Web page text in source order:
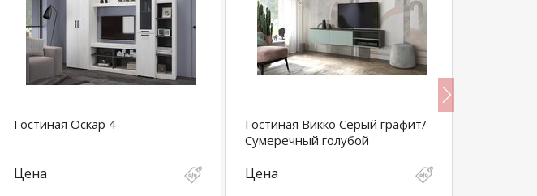
Гостиная Оскар 4
Цена
Гостиная Викко Серый графит/
Сумеречный голубой
Цена